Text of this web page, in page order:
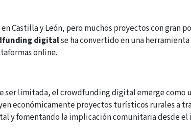
Castilla y León, pero muchos proyectos con gran
digitalse ha convertido en una
online.
ser limitada, el crowdfunding digital emerge como
económicamente proyectos turísticos rurales a
y fomentando la implicación comunitaria desde